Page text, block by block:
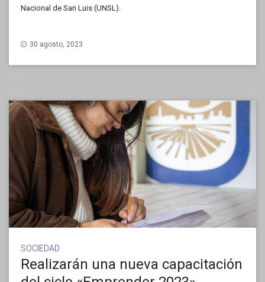
Nacional de San Luis (UNSL).
30 agosto, 2023
SOCIEDAD
Realizarán una nueva capacitación